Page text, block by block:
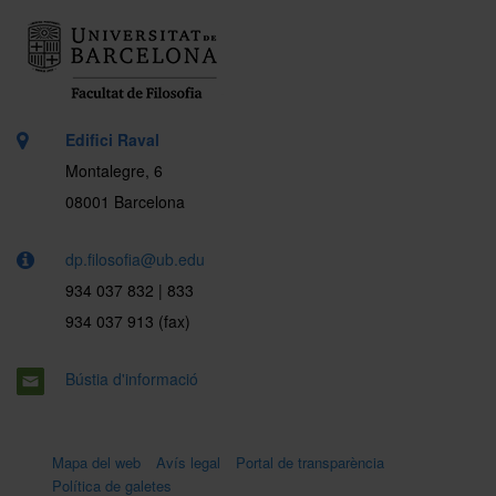
Edifici Raval
Montalegre, 6
08001 Barcelona
dp.filosofia@ub.edu
934 037 832 | 833
934 037 913 (fax)
Bústia d'informació
Mapa del web Avís legal
Portal de transparència
Política de galetes